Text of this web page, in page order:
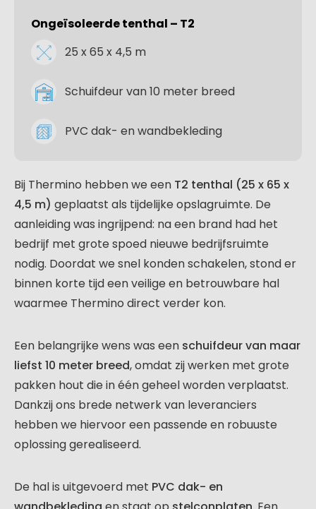
Ongeïsoleerde tenthal – T2
25 x 65 x 4,5 m
Schuifdeur van 10 meter breed
PVC dak- en wandbekleding
Bij Thermino hebben we een T2 tenthal (25 x 65 x
4,5 m) geplaatst als tijdelijke opslagruimte. De
aanleiding was ingrijpend: na een brand had het
bedrijf met grote spoed nieuwe bedrijfsruimte
nodig. Doordat we snel konden schakelen, stond er
binnen korte tijd een veilige en betrouwbare hal
waarmee Thermino direct verder kon.
Een belangrijke wens was een schuifdeur van maar
liefst 10 meter breed, omdat zij werken met grote
pakken hout die in één geheel worden verplaatst.
Dankzij ons brede netwerk van leveranciers
hebben we hiervoor een passende en robuuste
oplossing gerealiseerd.
De hal is uitgevoerd met PVC dak- en